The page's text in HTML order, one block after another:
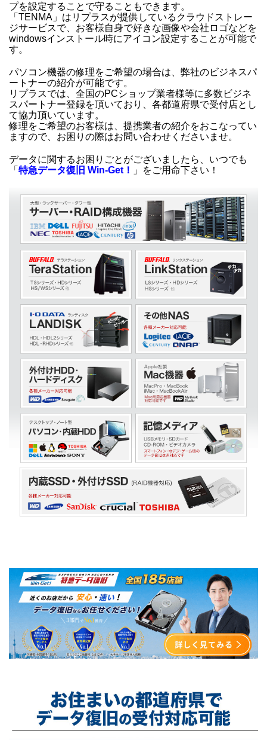
プを設定することで守ることもできます。
「TENMA」はリプラスが提供しているクラウドストレー
ジサービスで、お客様自身で好きな画像や会社ロゴなどを
windowsインストール時にアイコン設定することが可能で
す。
パソコン機器の修理をご希望の場合は、弊社のビジネスパ
ートナーの紹介が可能です。
リプラスでは、全国のPCショップ業者様等に多数ビジネ
スパートナー登録を頂いており、各都道府県で受付店とし
て協力頂いています。
修理をご希望のお客様は、提携業者の紹介をおこなってい
ますので、お困りの際はお問い合わせくださいませ。
データに関するお困りごとがございましたら、いつでも
「 特急データ復旧 Win-Get！ 」をご用命下さい！